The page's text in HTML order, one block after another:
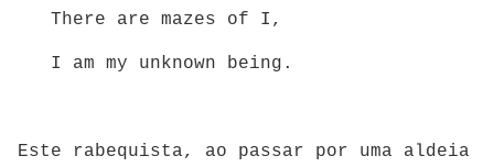
There are mazes of I,
I am my unknown being.
Este rabequista, ao passar por uma aldeia